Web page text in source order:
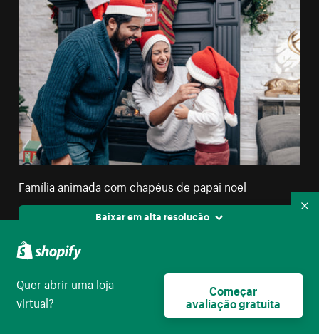
Família animada com chapéus de papai noel
Baixar em alta resolução
Quer abrir uma loja
virtual?
Começar
avaliação gratuita